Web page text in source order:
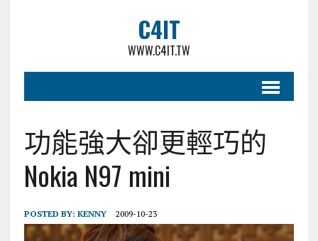
C4IT
WWW.C4IT.TW
功能強大卻更輕巧的
Nokia N97 mini
POSTED BY: KENNY 2009-10-23